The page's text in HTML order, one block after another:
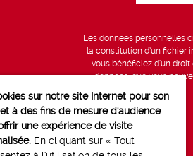
Les données personnelles
la constitution d’un fichier
vous bénéficiez d’un
données, que vous
Line up
sur notre site Internet pour son
à des fins de mesure d'audience
une expérience de visite
En cliquant sur « Tout